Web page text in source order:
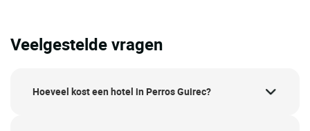
Veelgestelde vragen
Hoeveel kost een hotel in Perros Guirec?